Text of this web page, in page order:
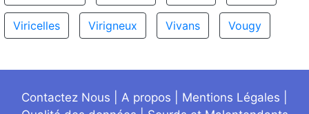
Viricelles Virigneux Vivans Vougy
Contactez Nous A propos Mentions Légales